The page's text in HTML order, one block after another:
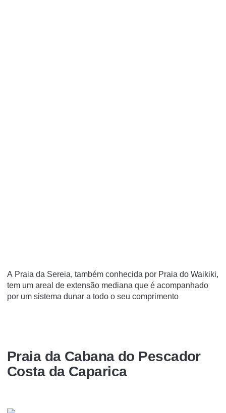
A Praia da Sereia, também conhecida por Praia do Waikiki,
tem um areal de extensão mediana que é acompanhado
por um sistema dunar a todo o seu comprimento
Praia da Cabana do Pescador
Costa da Caparica